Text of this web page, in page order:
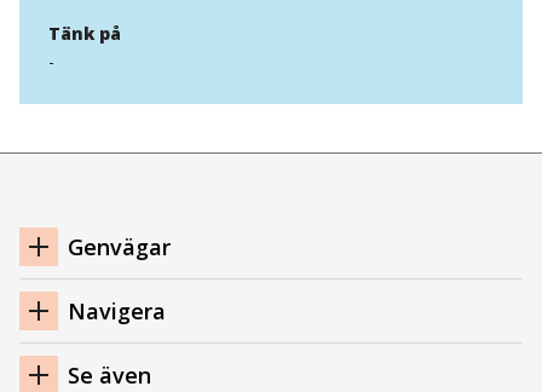
Tänk på
-
Navigation
sidfot
Genvägar
Navigera
Se även